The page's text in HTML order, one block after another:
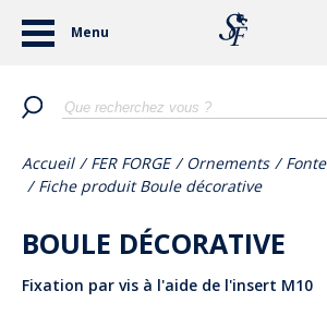
Menu
Accueil / FER FORGE / Ornements / Fonte
/ Fiche produit Boule décorative
BOULE DÉCORATIVE
Fixation par vis à l'aide de l'insert M10